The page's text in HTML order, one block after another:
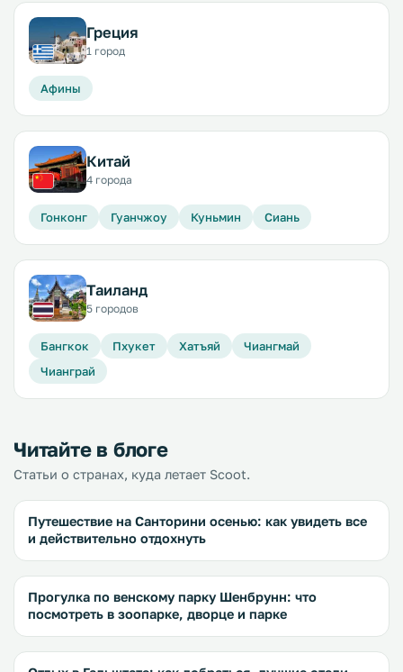
Греция
1 город
Афины
Китай
4 города
Гонконг Гуанчжоу Куньмин Сиань
Таиланд
5 городов
Бангкок Пхукет Хатъяй
Чиангмай
Чианграй
Читайте в блоге
Статьи о странах, куда летает Scoot.
Путешествие на Санторини осенью: как увидеть все
и действительно отдохнуть
Прогулка по венскому парку Шенбрунн: что
посмотреть в зоопарке, дворце и парке